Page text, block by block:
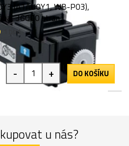
(A1AU0Y1, WB-P03),
36000 stran
1 bod
- + DO KOŠÍKU
u nás?